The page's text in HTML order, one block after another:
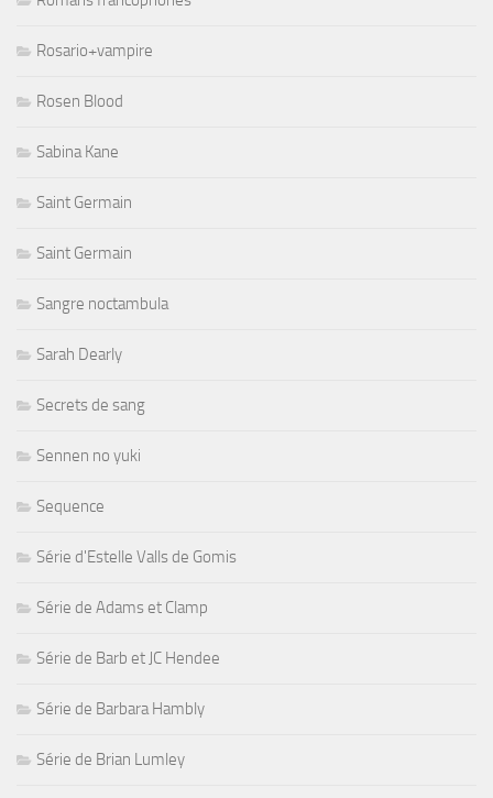
Rosario+vampire
Rosen Blood
Sabina Kane
Saint Germain
Saint Germain
Sangre noctambula
Sarah Dearly
Secrets de sang
Sennen no yuki
Sequence
Série d'Estelle Valls de Gomis
Série de Adams et Clamp
Série de Barb et JC Hendee
Série de Barbara Hambly
Série de Brian Lumley